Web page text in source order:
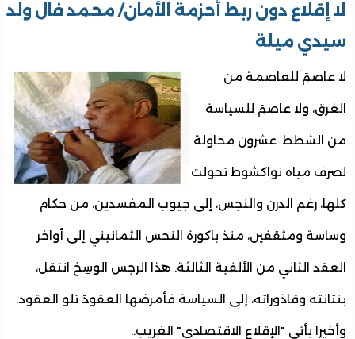
لا إقلاع دون ربط أحزمة الأمان/ محمد فال ولد
سيدي ميلة
لا عاصمَ للعاصمة من
الغرق، ولا عاصمَ للسياسة
من الشطط. عشرون محاولة
لصرف مياه نواكشوط تحولت
كلها، رغم الدرن والنجس، إلى جيوب المفسدين، من حكام
وساسة ومثقفين، منذ باكورة النحس الثمانيني إلى أواخر
العقد الثاني من الألفية الثالثة. هذا الرجس الوسِخ انتقل،
بنتانته وقاذوراته، إلى السياسة فأمرضها العقودَ تلو العقود.
وأخيرا يأتي "الإقلاع الاقتصادي" الغريب..